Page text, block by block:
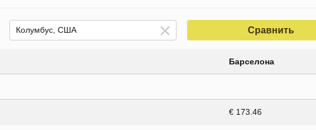
Сравнить
Барселона
€ 173.46